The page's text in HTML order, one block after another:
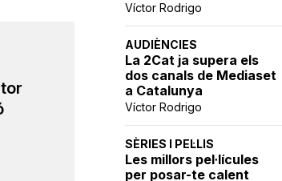
Víctor Rodrigo
AUDIÈNCIES
La 2Cat ja supera els
dos canals de Mediaset
a Catalunya
Víctor Rodrigo
SÈRIES I PEL·LIS
Les millors pel·lícules
per posar-te calent